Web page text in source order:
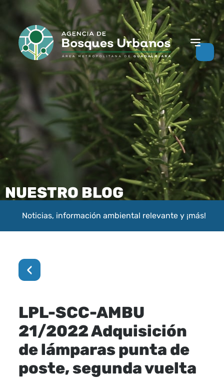
NUESTRO BLOG
Noticias, información ambiental relevante y ¡más!
‹
LPL-SCC-AMBU
21/2022 Adquisición
de lámparas punta de
poste, segunda vuelta